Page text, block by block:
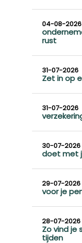
04-08-2026
rust
31-07-2026
Zet in op
31-07-2026
30-07-2026
doet met
29-07-2026
voor je
28-07-2026
Zo vind je
tijden